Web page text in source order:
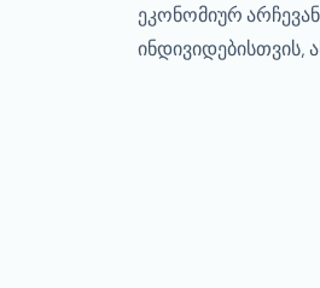
ეკონომიურ
ინდივიდებისთვის,